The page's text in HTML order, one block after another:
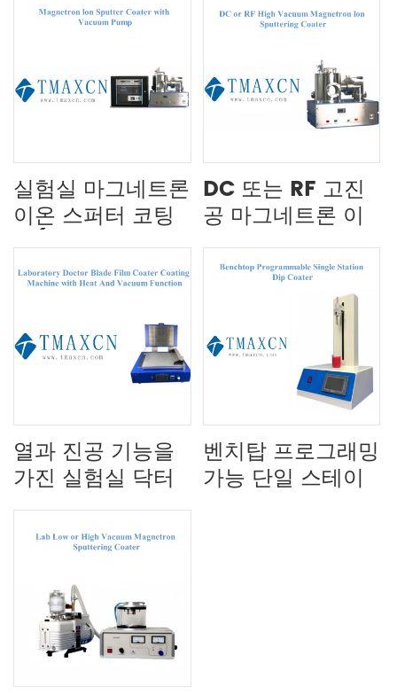
실험실 마그네트론
이온 스퍼터 코팅
기(진공 펌프 포
함)
DC 또는 RF 고진
공 마그네트론 이
온 스퍼터링 코터
열과 진공 기능을
가진 실험실 닥터
블레이드 필름 코
팅기 코팅 기계
벤치탑 프로그래밍
가능 단일 스테이